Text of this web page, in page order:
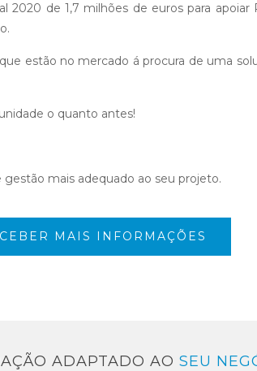
de 1,7 milhões de euros para
estão no mercado á procura de uma
o quanto antes!
mais adequado ao seu projeto.
MAIS INFORMAÇÕES
ADAPTADO AO SEU